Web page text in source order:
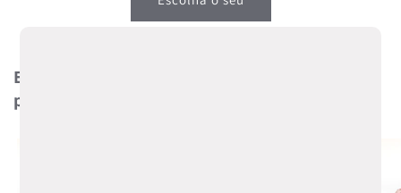
Entrega de flores em toda a Brasil. Frescas e
prontas para surpreender.